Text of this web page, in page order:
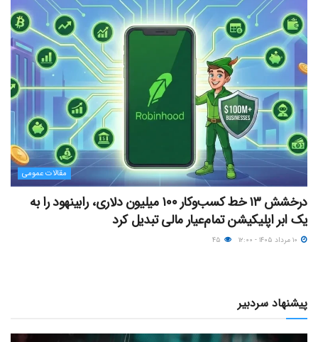
مقالات عمومی
درخشش ۱۳ خط کسب‌وکار ۱۰۰ میلیون دلاری، رابینهود را به
یک ابر اپلیکیشن تمام‌عیار مالی تبدیل کرد
پیشنهاد سردبیر